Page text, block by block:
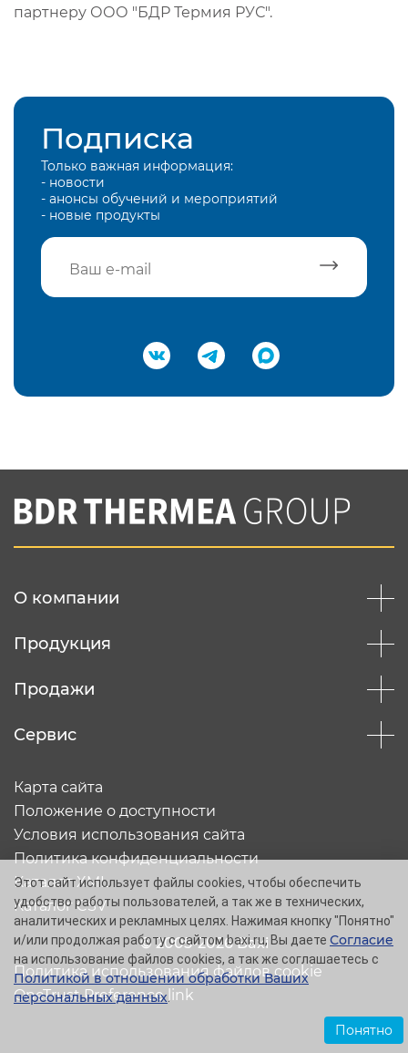
партнеру ООО "БДР Термия РУС".
Подписка
Только важная информация:
- новости
- анонсы обучений и мероприятий
- новые продукты
Подтвердить e-mail
Вы соглашаетесь с нашей политикой
конфеденциальности
О компании
Продукция
Продажи
Сервис
© 2005-2026 Baxi
Карта сайта
Положение о доступности
Условия использования сайта
Политика конфиденциальности
Каталог XML
Каталог CSV
Политика использования файлов cookie
OneTrust Preference link
Этот сайт использует файлы cookies, чтобы обеспечить
удобство работы пользователей, а так же в технических,
аналитических и рекламных целях. Нажимая кнопку "Понятно"
и/или продолжая работу с сайтом baxi.ru, Вы даете Согласие
на использование файлов cookies, а так же соглашаетесь с
Политикой в отношении обработки Ваших
персональных данных.
Понятно